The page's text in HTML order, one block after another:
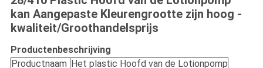
kan Aangepaste Kleurengrootte zijn hoog -
kwaliteit/Groothandelsprijs
Productenbeschrijving
Productnaam Het plastic Hoofd van de Lotionpomp